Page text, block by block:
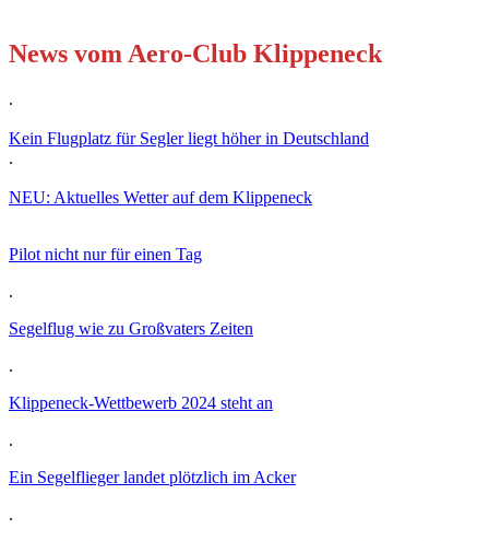
News vom Aero-Club Klippeneck
.
Kein Flugplatz für Segler liegt höher in Deutschland
.
NEU: Aktuelles Wetter auf dem Klippeneck
Pilot nicht nur für einen Tag
.
Segelflug wie zu Großvaters Zeiten
.
Klippeneck-Wettbewerb 2024 steht an
.
Ein Segelflieger landet plötzlich im Acker
.